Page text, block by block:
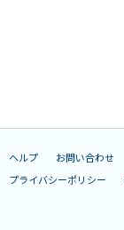
ヘルプ お問い合わせ
プライバシーポリシー